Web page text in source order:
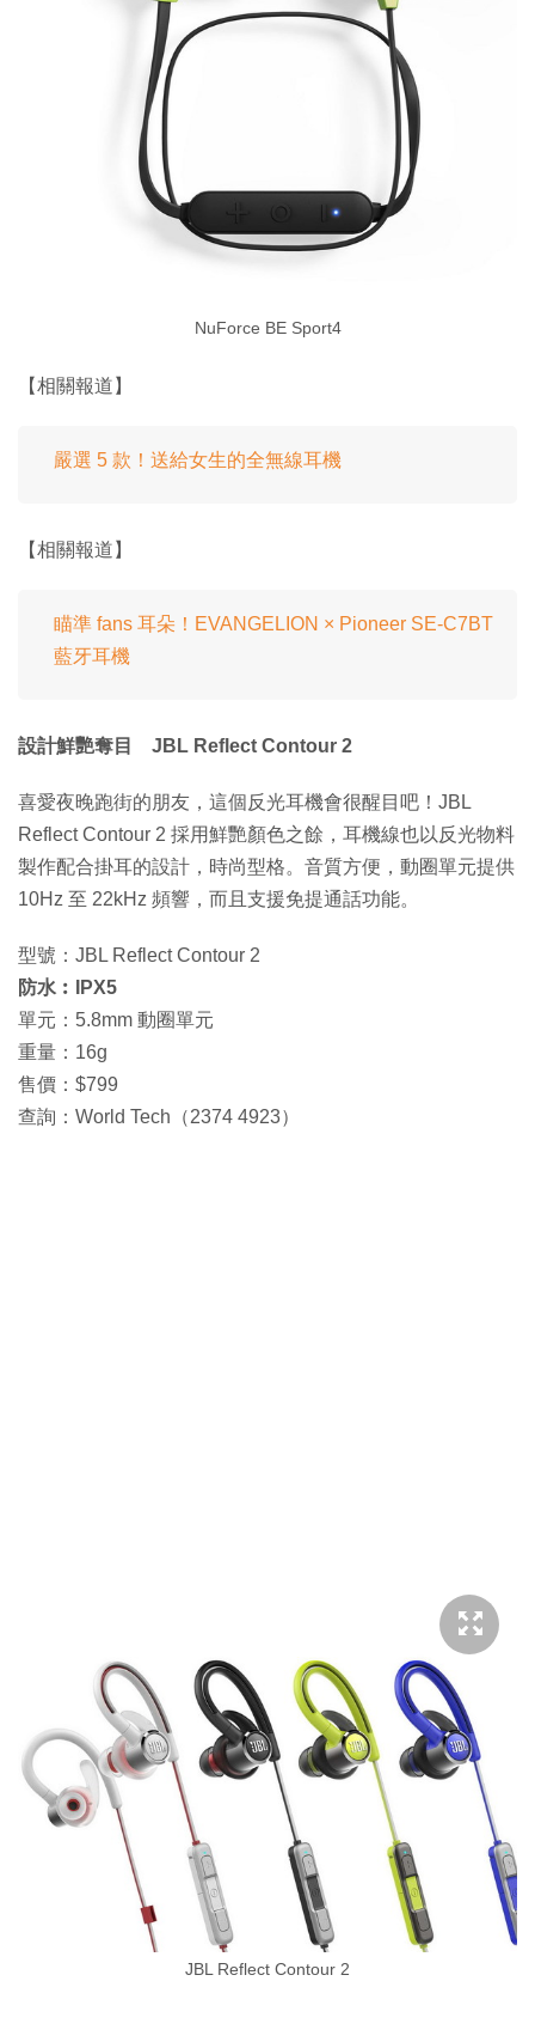
NuForce BE Sport4
【相關報道】
嚴選 5 款！送給女生的全無線耳機
【相關報道】
瞄準 fans 耳朵！EVANGELION × Pioneer SE-C7BT
藍牙耳機
設計鮮艷奪目 JBL Reflect Contour 2
喜愛夜晚跑街的朋友，這個反光耳機會很醒目吧！JBL
Reflect Contour 2 採用鮮艷顏色之餘，耳機線也以反光物料
製作配合掛耳的設計，時尚型格。音質方便，動圈單元提供
10Hz 至 22kHz 頻響，而且支援免提通話功能。
型號：JBL Reflect Contour 2
防水︰IPX5
單元：5.8mm 動圈單元
重量：16g
售價：$799
查詢：World Tech（2374 4923）
JBL Reflect Contour 2